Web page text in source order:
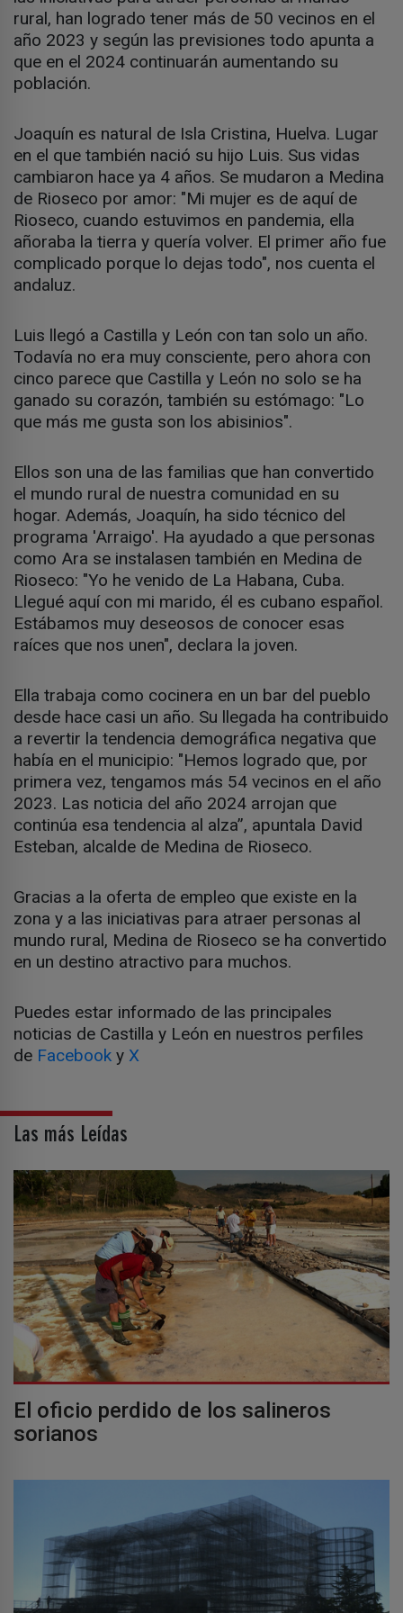
rural, han logrado tener más de 50 vecinos en el
año 2023 y según las previsiones todo apunta a
que en el 2024 continuarán aumentando su
población.
Joaquín es natural de Isla Cristina, Huelva. Lugar
en el que también nació su hijo Luis. Sus vidas
cambiaron hace ya 4 años. Se mudaron a Medina
de Rioseco por amor: "Mi mujer es de aquí de
Rioseco, cuando estuvimos en pandemia, ella
añoraba la tierra y quería volver. El primer año fue
complicado porque lo dejas todo", nos cuenta el
andaluz.
Luis llegó a Castilla y León con tan solo un año.
Todavía no era muy consciente, pero ahora con
cinco parece que Castilla y León no solo se ha
ganado su corazón, también su estómago: "Lo
que más me gusta son los abisinios".
Ellos son una de las familias que han convertido
el mundo rural de nuestra comunidad en su
hogar. Además, Joaquín, ha sido técnico del
programa 'Arraigo'. Ha ayudado a que personas
como Ara se instalasen también en Medina de
Rioseco: "Yo he venido de La Habana, Cuba.
Llegué aquí con mi marido, él es cubano español.
Estábamos muy deseosos de conocer esas
raíces que nos unen", declara la joven.
Ella trabaja como cocinera en un bar del pueblo
desde hace casi un año. Su llegada ha contribuido
a revertir la tendencia demográfica negativa que
había en el municipio: "Hemos logrado que, por
primera vez, tengamos más 54 vecinos en el año
2023. Las noticia del año 2024 arrojan que
continúa esa tendencia al alza”, apuntala David
Esteban, alcalde de Medina de Rioseco.
Gracias a la oferta de empleo que existe en la
zona y a las iniciativas para atraer personas al
mundo rural, Medina de Rioseco se ha convertido
en un destino atractivo para muchos.
Puedes estar informado de las principales
noticias de Castilla y León en nuestros perfiles
de Facebook y X
Las más Leídas
El oficio perdido de los salineros
sorianos